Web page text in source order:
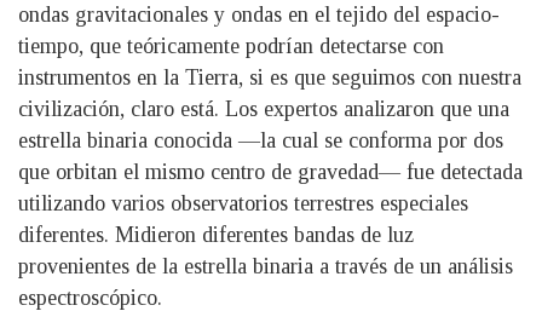
ondas gravitacionales y ondas en el tejido del espacio-
tiempo, que teóricamente podrían detectarse con
instrumentos en la Tierra, si es que seguimos con nuestra
civilización, claro está. Los expertos analizaron que una
estrella binaria conocida —la cual se conforma por dos
que orbitan el mismo centro de gravedad— fue detectada
utilizando varios observatorios terrestres especiales
diferentes. Midieron diferentes bandas de luz
provenientes de la estrella binaria a través de un análisis
espectroscópico.